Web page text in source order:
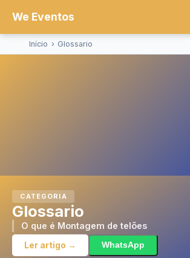
We Eventos
Início › Glossario
CATEGORIA
Glossario
O que é Montagem de telões
Ler artigo → WhatsApp